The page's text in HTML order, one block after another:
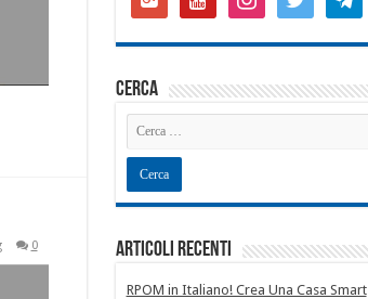
0
plus-
cerca
Articoli recenti
RPOM in Italiano! Crea Una Casa Smart